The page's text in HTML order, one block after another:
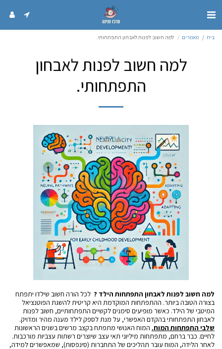
בית מאמרים למה חשוב לפנות לאבחון התפתחותי.
למה חשוב לפנות לאבחון
התפתחותי.
למה חשוב לפנות לאבחון התפתחות הילד ? לכל הורה חשוב שילדו יתפתח
בצורה הטובה ביותר. ההתפתחות המוקדמת היא קריטית להשגת הפוטנציאל
המיטבי של הילד. כאשר מופיעים סימנים לקשיים התפתחותיים, חשוב לפנות
לאבחון התפתחותי בהקדם האפשרי, על מנת לספק לילד מענה מהיר ומדויק.
שלבי התפתחות המוח. המוח האנושי מתפתח בקצב מרשים בשנים הראשונות
לחיים. כבר ברחם, מתפתחות מיליוני תאי עצב שיוצרים רשתות עצביות מורכבות.
לאחר הלידה, המוח עובר תהליכים של התחברות (סינפסות), שמאפשרים למידה,